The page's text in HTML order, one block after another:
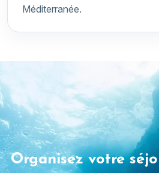
Méditerranée.
Organisez votre